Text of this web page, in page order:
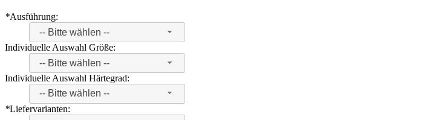
*Ausführung:
-- Bitte wählen --
Individuelle Auswahl Größe:
-- Bitte wählen --
Individuelle Auswahl Härtegrad:
-- Bitte wählen --
*Liefervarianten: